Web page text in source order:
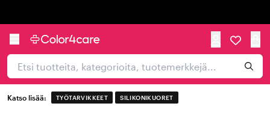
Katso lisää: TYÖTARVIKKEET SILIKONIKUORET